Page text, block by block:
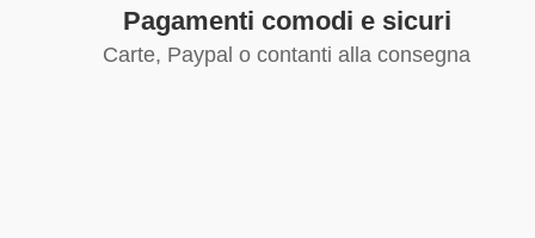
Pagamenti comodi e sicuri
Carte, Paypal o contanti alla consegna